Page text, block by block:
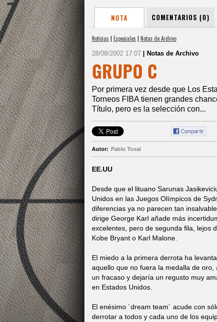
NOTA COMENTARIOS (0)
Noticias | Especiales | Notas de Archivo
28/08/2002 17:07 | Notas de Archivo
GRUPO C
Por primera vez desde que Los
Torneos FIBA tienen grandes
Título, pero es la selección con...
Autor: Pablo Tosal
EE.UU
Desde que el lituano Sarunas
Unidos en las Juegos Olímpicos de
diferencias ya no parecen tan
dirige George Karl añade más
excelentes, pero de segunda fila, lejos
Kobe Bryant o Karl Malone.
El miedo a la primera derrota ha
aquello que no fuera la medalla de
un fracaso y dejaría un regusto muy
en Estados Unidos.
El enésimo ´dream team´ acude con
derrotar a todos y cada uno de los